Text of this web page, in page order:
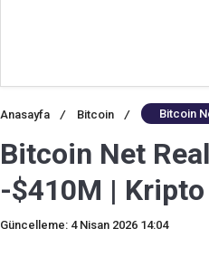
Anasayfa / Bitcoin / Bitcoin
Bitcoin Net
-$410M |
Güncelleme: 4 Nisan 2026 14:04